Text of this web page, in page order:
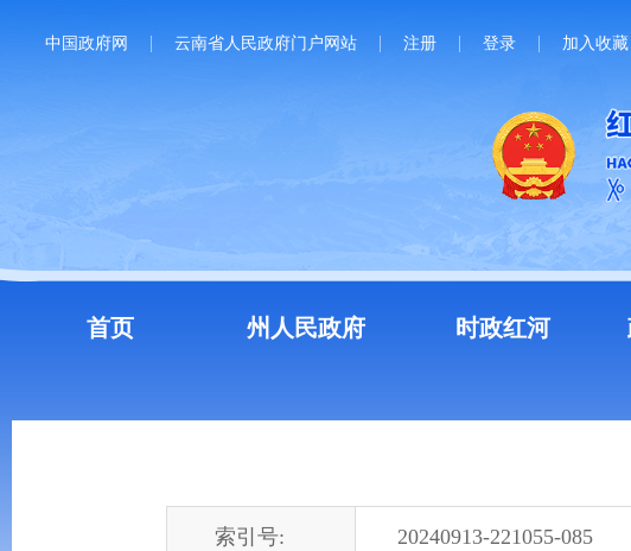
中国政府网 云南省人民政府门户网站 注册 登录 加入收藏
首页 州人民政府 时政红河
索引号: 20240913-221055-085